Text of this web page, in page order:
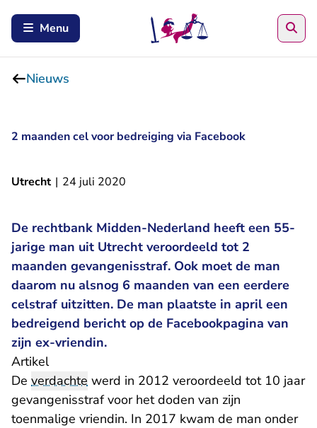
Menu
Nieuws
2 maanden cel voor bedreiging via Facebook
Utrecht | 24 juli 2020
De rechtbank Midden-Nederland heeft een 55-
jarige man uit Utrecht veroordeeld tot 2
maanden gevangenisstraf. Ook moet de man
daarom nu alsnog 6 maanden van een eerdere
celstraf uitzitten. De man plaatste in april een
bedreigend bericht op de Facebookpagina van
zijn ex-vriendin.
Artikel
De verdachte werd in 2012 veroordeeld tot 10 jaar
gevangenisstraf voor het doden van zijn
toenmalige vriendin. In 2017 kwam de man onder